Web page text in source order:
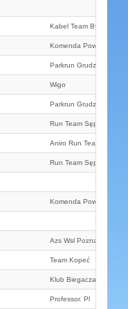
Kabel Team Bydgoszcz
Komenda Powiatowa
Parkrun Grudziądz
Wigo
Parkrun Grudziądz
Run Team Sępólno
Aniro Run Team
Run Team Sępólno
Komenda Powiatowa
Azs Wsl Poznań
Team Kopeć
Klub Biegacza T24
Professor. Pl